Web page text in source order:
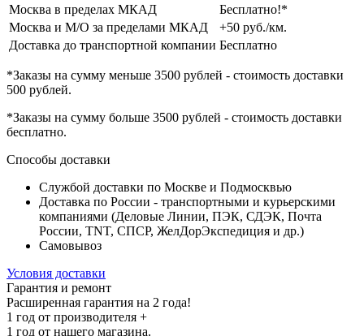
Москва в пределах МКАД
Бесплатно!*
Москва и М/О за пределами МКАД
+50 руб./км.
Доставка до транспортной компании Бесплатно
*Заказы на сумму меньше 3500 рублей - стоимость доставки
500 рублей.
*Заказы на сумму больше 3500 рублей - стоимость доставки
бесплатно.
Способы доставки
Службой доставки по Москве и Подмосквью
Доставка по России - транспортными и курьерскими
компаниями (Деловые Линии, ПЭК, СДЭК, Почта
России, TNT, СПСР, ЖелДорЭкспедиция и др.)
Самовывоз
Условия доставки
Гарантия и ремонт
Расширенная гарантия на 2 года!
1 год от производителя +
1 год от нашего магазина.